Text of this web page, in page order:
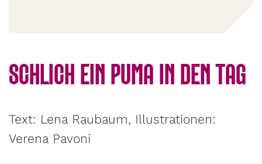
SCHLICH EIN PUMA IN DEN TAG
Text: Lena Raubaum, Illustrationen:
Verena Pavoni